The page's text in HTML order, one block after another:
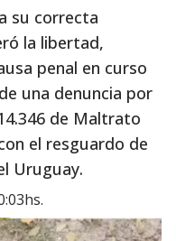
su correcta
la libertad,
penal en curso
una denuncia por
de Maltrato
el resguardo de
Uruguay.